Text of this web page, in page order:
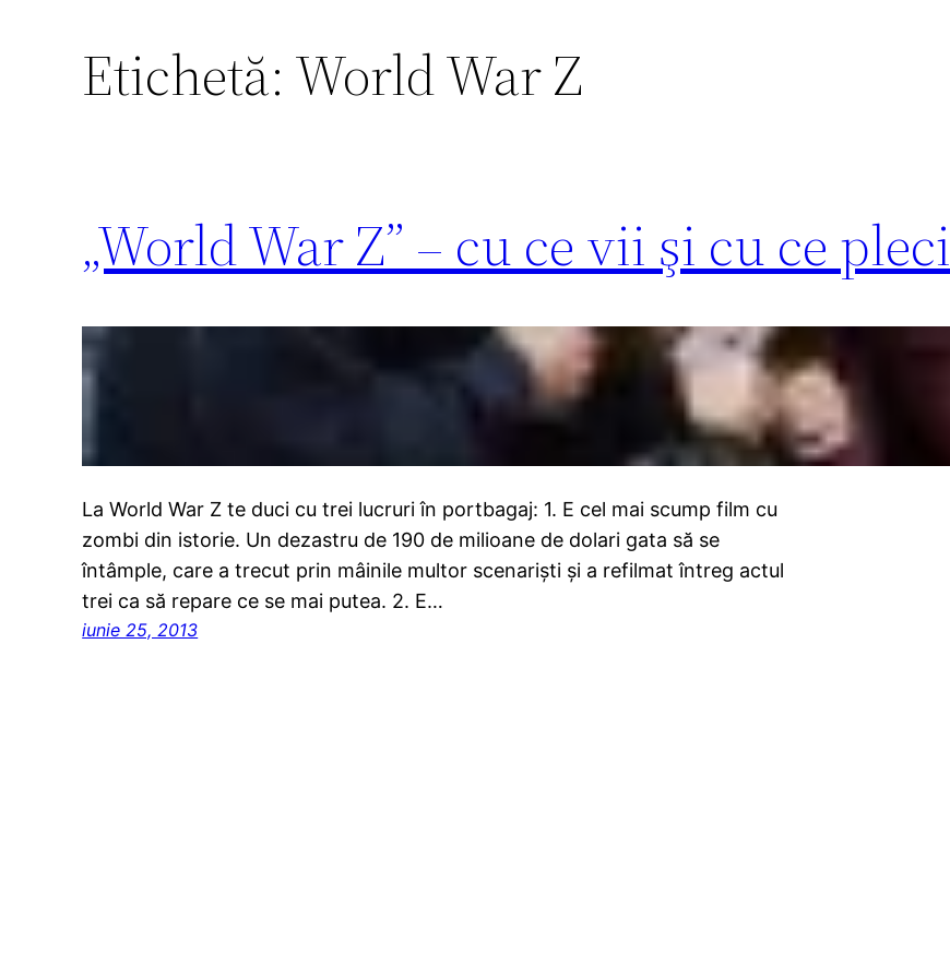
Etichetă: World War Z
„World War Z” – cu ce vii şi cu ce pleci
La World War Z te duci cu trei lucruri în portbagaj: 1. E cel mai scump film cu
zombi din istorie. Un dezastru de 190 de milioane de dolari gata să se
întâmple, care a trecut prin mâinile multor scenarişti şi a refilmat întreg actul
trei ca să repare ce se mai putea. 2. E…
iunie 25, 2013